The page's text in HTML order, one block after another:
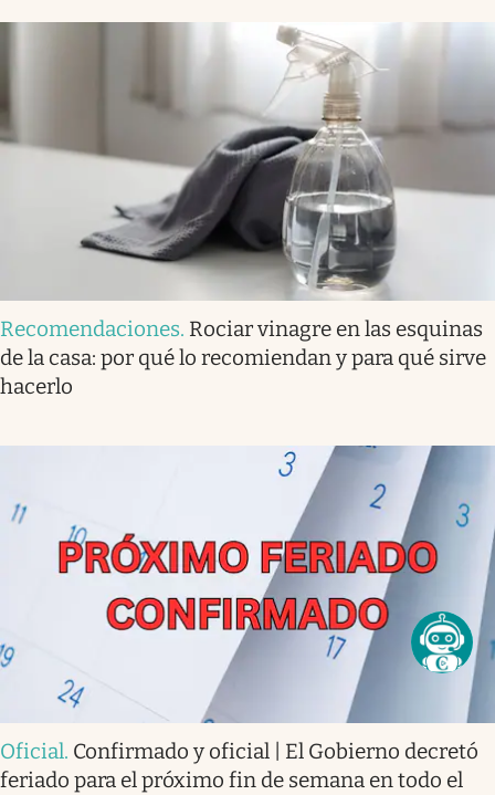
Recomendaciones. Rociar vinagre en las esquinas
de la casa: por qué lo recomiendan y para qué sirve
hacerlo
Oficial. Confirmado y oficial | El Gobierno decretó
feriado para el próximo fin de semana en todo el